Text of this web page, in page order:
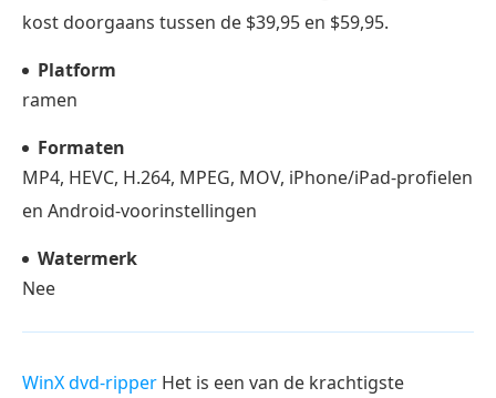
kost doorgaans tussen de $39,95 en $59,95.
Platform
ramen
Formaten
MP4, HEVC, H.264, MPEG, MOV, iPhone/iPad-profielen
en Android-voorinstellingen
Watermerk
Nee
WinX dvd-ripper Het is een van de krachtigste